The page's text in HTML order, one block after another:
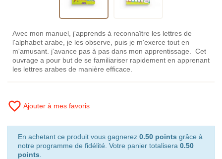
Avec mon manuel, j'apprends à reconnaître les lettres de
l'alphabet arabe, je les observe, puis je m'exerce tout en
m'amusant. j'avance pas à pas dans mon apprentissage. Cet
ouvrage a pour but de se familiariser rapidement en apprenant
les lettres arabes de manière efficace.
favorite_border Ajouter à mes favoris
En achetant ce produit vous gagnerez 0.50 points grâce à
notre programme de fidélité. Votre panier totalisera 0.50
points